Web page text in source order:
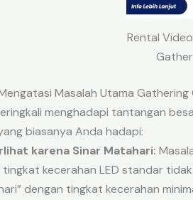
Rental
Masalah Utama
menghadapi tantangan
biasanya Anda hadapi:
karena Sinar Matahari:
tingkat kecerahan LED standar
dengan tingkat kecerahan